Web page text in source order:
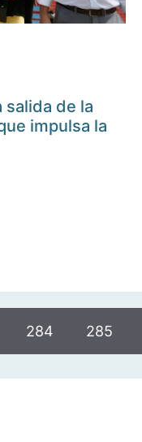
salida de la
impulsa la
284 285